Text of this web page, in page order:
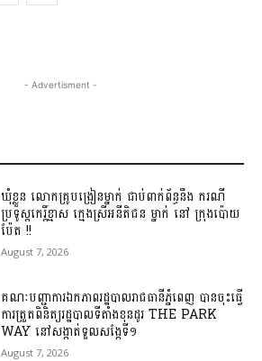
- Advertisment -
ឃុំខ្លួន លោកគ្រូបង្រៀនម្នាក់ ជាប់ពាក់ព័ន្ធនឹង ករណី
ប្រទូស្តកេរ្តិ៍ខ្មាស ក្មេងស្រីអនីតិជន ម្នាក់ នៅ ក្រុងប៉ោយ
ប៉ែត !!
August 7, 2026
គណៈបញ្ជាការឯកភាពរដ្ឋបាលរាជធានីភ្នំពេញ បានចុះធ្វើ
ការត្រួតពិនិត្យរដ្ឋបាលទីតាំងខុនដូរ THE PARK
WAY នៅសង្កាត់ទួលសង្កែទី១
August 7, 2026